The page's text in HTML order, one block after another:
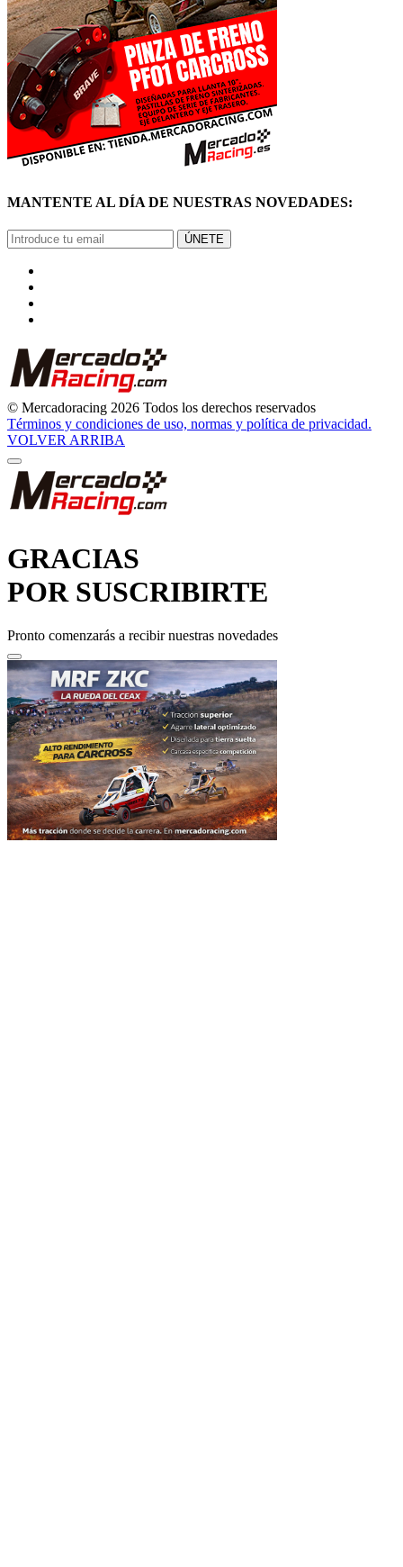
MANTENTE AL DÍA DE NUESTRAS NOVEDADES:
ÚNETE
© Mercadoracing 2026 Todos los derechos reservados
Términos y condiciones de uso, normas y política de privacidad.
VOLVER ARRIBA
GRACIAS
POR SUSCRIBIRTE
Pronto comenzarás a recibir nuestras novedades